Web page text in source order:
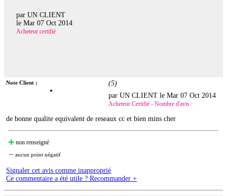
par UN CLIENT
le Mar 07 Oct 2014
Acheteur certifié
Note Client : (5)
par UN CLIENT leMar 07 Oct 2014
Acheteur Certifié - Nombre d'avis :
de bonne qualite equivalent de reseaux cc et bien mins cher
non renseigné
aucun point négatif
Signaler cet avis comme inapproprié
Ce commentaire a été utile ? Recommander +